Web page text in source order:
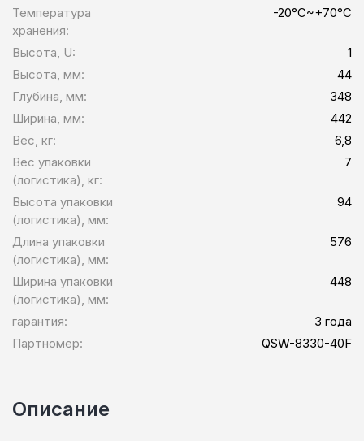
Температура
хранения:
-20°C~+70°C
Высота, U:
1
Высота, мм:
44
Глубина, мм:
348
Ширина, мм:
442
Вес, кг:
6,8
Вес упаковки
(логистика), кг:
7
Высота упаковки
(логистика), мм:
94
Длина упаковки
(логистика), мм:
576
Ширина упаковки
(логистика), мм:
448
гарантия:
3 года
Партномер:
QSW-8330-40F
Описание